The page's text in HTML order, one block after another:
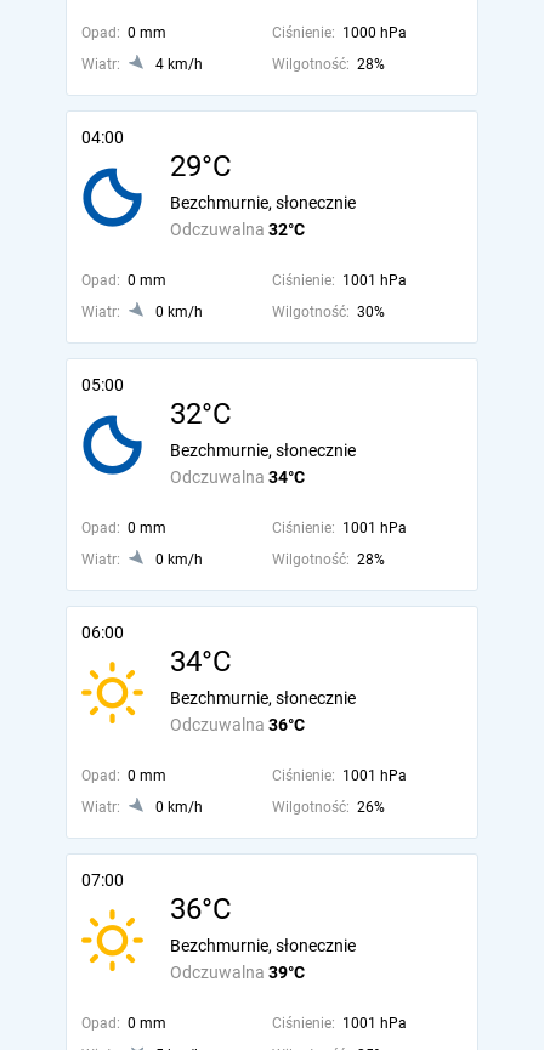
Opad: 0 mm Ciśnienie: 1000 hPa
Wiatr:
4 km/h Wilgotność: 28%
04:00
29°C
Odczuwalna 32°C
Bezchmurnie, słonecznie
Opad: 0 mm Ciśnienie: 1001 hPa
Wiatr:
0 km/h Wilgotność: 30%
05:00
32°C
Odczuwalna 34°C
Bezchmurnie, słonecznie
Opad: 0 mm Ciśnienie: 1001 hPa
Wiatr:
0 km/h Wilgotność: 28%
06:00
34°C
Odczuwalna 36°C
Bezchmurnie, słonecznie
Opad: 0 mm Ciśnienie: 1001 hPa
Wiatr:
0 km/h Wilgotność: 26%
07:00
36°C
Odczuwalna 39°C
Bezchmurnie, słonecznie
Opad: 0 mm Ciśnienie: 1001 hPa